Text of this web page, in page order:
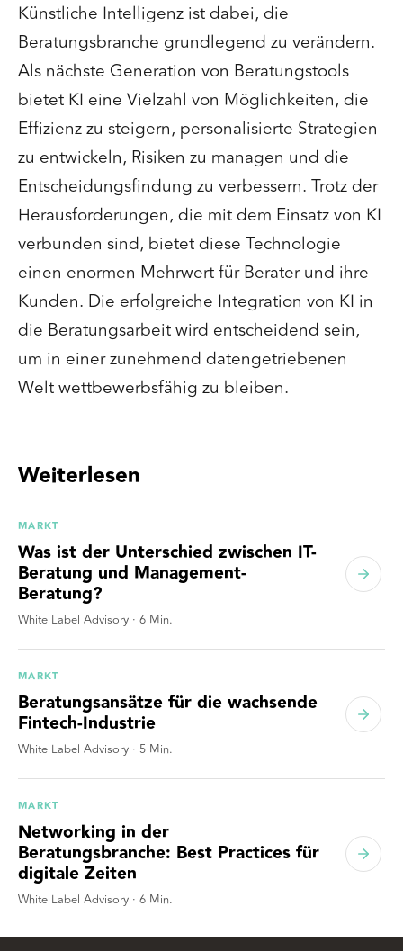
Künstliche Intelligenz ist dabei, die
Beratungsbranche grundlegend zu verändern.
Als nächste Generation von Beratungstools
bietet KI eine Vielzahl von Möglichkeiten, die
Effizienz zu steigern, personalisierte Strategien
zu entwickeln, Risiken zu managen und die
Entscheidungsfindung zu verbessern. Trotz der
Herausforderungen, die mit dem Einsatz von KI
verbunden sind, bietet diese Technologie
einen enormen Mehrwert für Berater und ihre
Kunden. Die erfolgreiche Integration von KI in
die Beratungsarbeit wird entscheidend sein,
um in einer zunehmend datengetriebenen
Welt wettbewerbsfähig zu bleiben.
Weiterlesen
MARKT
Was ist der Unterschied zwischen IT-
Beratung und Management-
Beratung?
White Label Advisory · 6 Min.
MARKT
Beratungsansätze für die wachsende
Fintech-Industrie
White Label Advisory · 5 Min.
MARKT
Networking in der
Beratungsbranche: Best Practices für
digitale Zeiten
White Label Advisory · 6 Min.